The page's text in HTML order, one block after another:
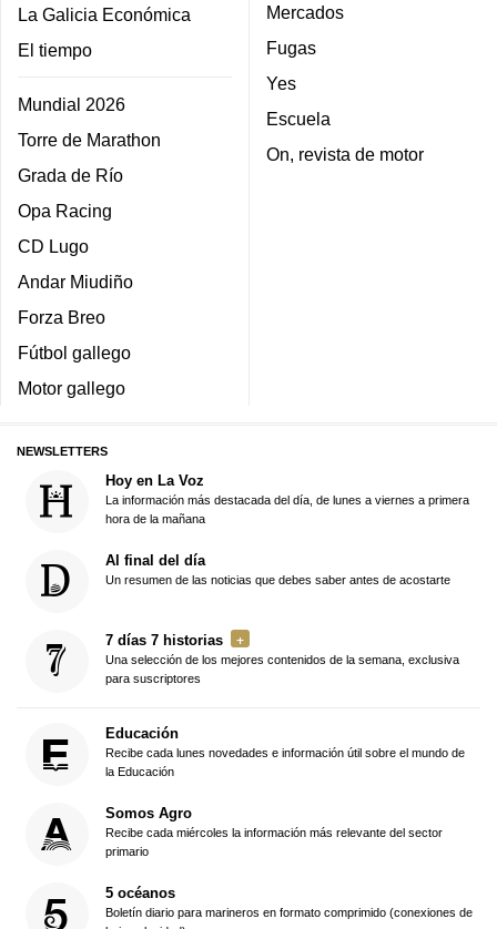
La Galicia Económica
El tiempo
Mundial 2026
Torre de Marathon
Grada de Río
Opa Racing
CD Lugo
Andar Miudiño
Forza Breo
Fútbol gallego
Motor gallego
Mercados
Fugas
Yes
Escuela
On, revista de motor
NEWSLETTERS
Hoy en La Voz
La información más destacada del día, de lunes a viernes a primera
hora de la mañana
Al final del día
Un resumen de las noticias que debes saber antes de acostarte
7 días 7 historias
Una selección de los mejores contenidos de la semana, exclusiva
para suscriptores
Educación
Recibe cada lunes novedades e información útil sobre el mundo de
la Educación
Somos Agro
Recibe cada miércoles la información más relevante del sector
primario
5 océanos
Boletín diario para marineros en formato comprimido (conexiones de